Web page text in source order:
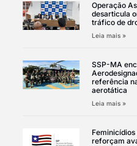
Operação
desarticula
tráfico de
Leia mais »
SSP-MA
referência
aerotática
Leia mais »
reforçam